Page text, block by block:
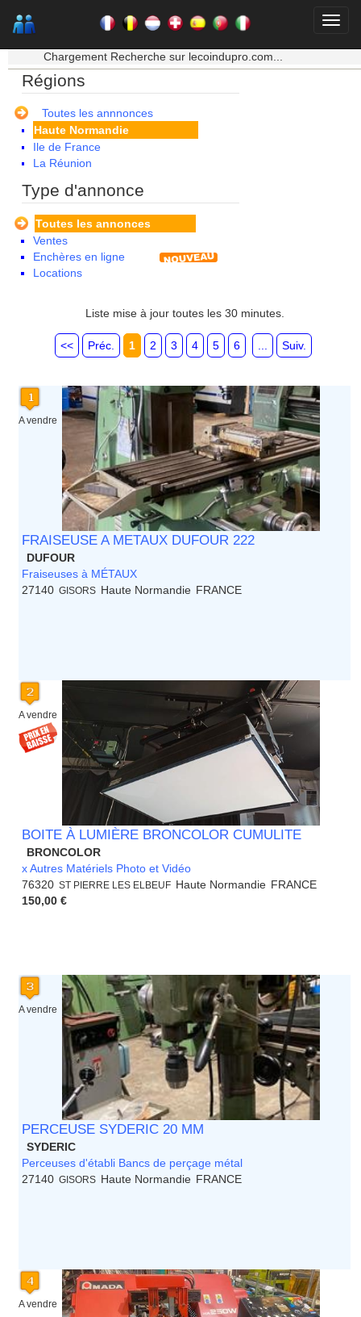
Chargement Recherche sur lecoindupro.com...
Régions
Toutes les annnonces
Centre
Champagne Ardenne
Corse
Franche Comte - Suisse
Guadeloupe
Guyane
Haute Normandie
Ile de France
La Réunion
Limousin
Martinique
Mayotte
Midi Pyrenees - Espagne -
Portugal
Picardie
Poitou Charentes
Provence Alpes Cote d'Azur -
Italie
Rhone Alpes
Type d'annonce
Toutes les annonces
Ventes
Enchères en ligne
Locations
Liste mise à jour toutes les 30 minutes.
<< Préc. 1 2 3 4 5 6 Suiv.
A vendre
FRAISEUSE A METAUX DUFOUR 222
DUFOUR
Fraiseuses à MÉTAUX
27140 GISORS Haute Normandie FRANCE
A vendre
BOITE À LUMIÈRE BRONCOLOR CUMULITE
BRONCOLOR
x Autres Matériels Photo et Vidéo
76320 ST PIERRE LES ELBEUF Haute Normandie FRANCE
150,00 €
A vendre
PERCEUSE SYDERIC 20 MM
SYDERIC
Perceuses d'établi Bancs de perçage métal
27140 GISORS Haute Normandie FRANCE
A vendre